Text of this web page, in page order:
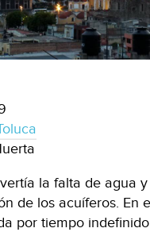
la falta de agua
de los acuíferos. En
por tiempo